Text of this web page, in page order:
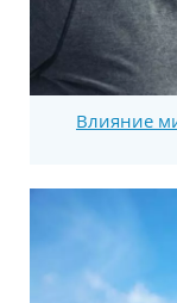
Влияние